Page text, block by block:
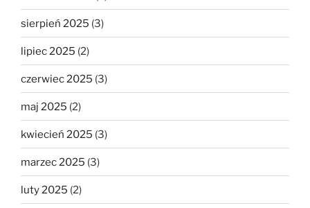
sierpień 2025 (3)
lipiec 2025 (2)
czerwiec 2025 (3)
maj 2025 (2)
kwiecień 2025 (3)
marzec 2025 (3)
luty 2025 (2)